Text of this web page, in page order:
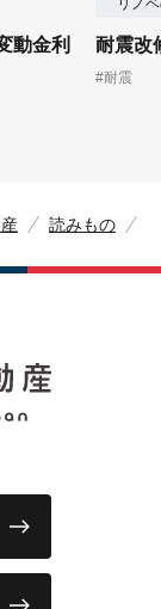
動金利
リノ
耐震改
#耐震
読みもの